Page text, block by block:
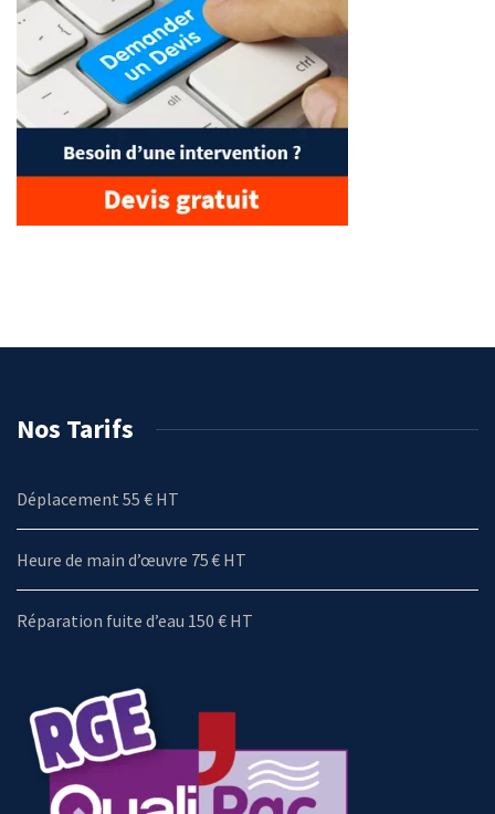
Nos Tarifs
Déplacement 55 € HT
Heure de main d’œuvre 75 € HT
Réparation fuite d’eau 150 € HT